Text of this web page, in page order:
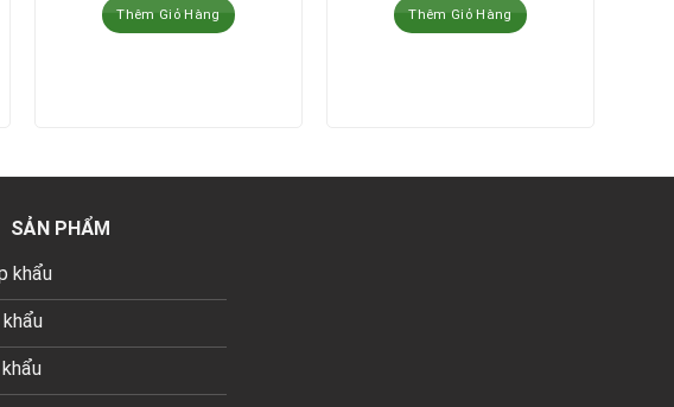
Thêm Giỏ Hàng Thêm Giỏ Hàng
SẢN PHẨM
khẩu